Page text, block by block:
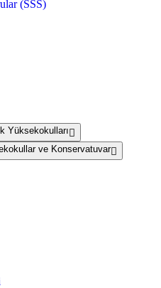
(SSS)
Yüksekokulları
ve Konservatuvar